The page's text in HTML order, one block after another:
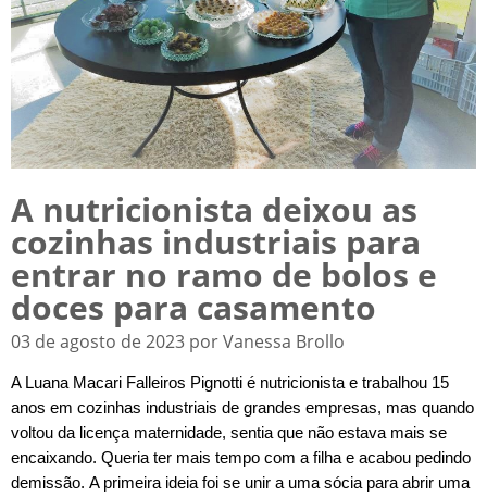
A nutricionista deixou as
cozinhas industriais para
entrar no ramo de bolos e
doces para casamento
03 de agosto de 2023 por Vanessa Brollo
A Luana Macari Falleiros Pignotti é nutricionista e trabalhou 15
anos em cozinhas industriais de grandes empresas, mas quando
voltou da licença maternidade, sentia que não estava mais se
encaixando. Queria ter mais tempo com a filha e acabou pedindo
demissão. A primeira ideia foi se unir a uma sócia para abrir uma